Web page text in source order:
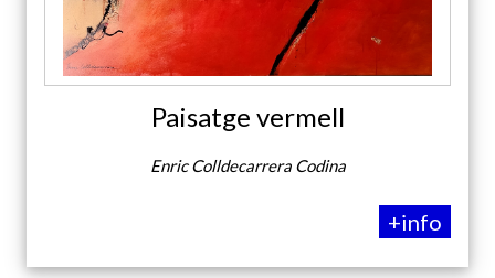
Paisatge vermell
Enric Colldecarrera Codina
+info